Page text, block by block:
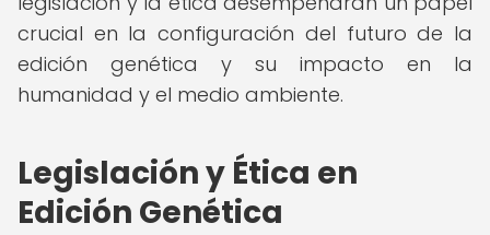
crucial en la configuración del futuro de la
edición genética y su impacto en la
humanidad y el medio ambiente.
Legislación y Ética en
Edición Genética